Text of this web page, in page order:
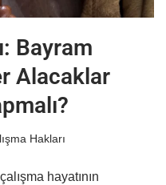
Bayram
Alacaklar
Hakları
hayatının